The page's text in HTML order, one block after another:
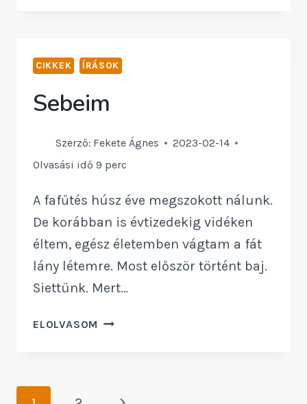
CSELÉDSÉG
AZ
ELLENSÚLYOK
CIKKEK ÍRÁSOK
Sebeim
Szerző: Fekete Ágnes
2023-02-14
Olvasási idő 9 perc
A fafűtés húsz éve megszokott nálunk.
De korábban is évtizedekig vidéken
éltem, egész életemben vágtam a fát
lány létemre. Most először történt baj.
Siettünk. Mert…
ELOLVASOM SEBEIM